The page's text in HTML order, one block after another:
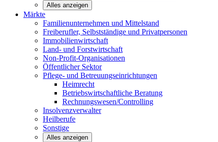
Alles anzeigen
Märkte
Familienunternehmen und Mittelstand
Freiberufler, Selbstständige und Privatpersonen
Immobilienwirtschaft
Land- und Forstwirtschaft
Non-Profit-Organisationen
Öffentlicher Sektor
Pflege- und Betreuungseinrichtungen
Heimrecht
Betriebswirtschaftliche Beratung
Rechnungswesen/Controlling
Insolvenzverwalter
Heilberufe
Sonstige
Alles anzeigen